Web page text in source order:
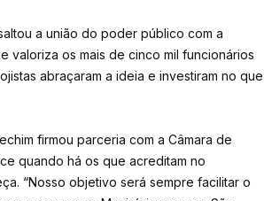
a união do poder público com a
valoriza os mais de cinco mil funcionários
abraçaram a ideia e investiram no que
firmou parceria com a Câmara de
quando há os que acreditam no
“Nosso objetivo será sempre facilitar o